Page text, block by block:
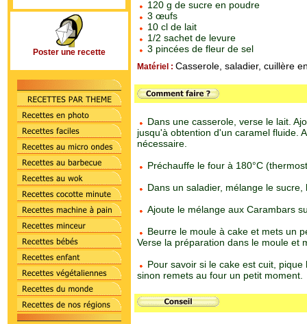
Poster une recette
120 g de sucre en poudre
3 œufs
10 cl de lait
1/2 sachet de levure
3 pincées de fleur de sel
Matériel : Casserole, saladier, cuillère
Dans une casserole, verse le lait.
jusqu'à obtention d'un caramel fluide.
nécessaire.
Préchauffe le four à 180°C
Dans un saladier, mélange le
Ajoute le mélange aux Carambars
Beurre le moule à cake et mets un
Verse la préparation dans le moule et
Pour savoir si le cake est cuit,
sinon remets au four un petit moment.